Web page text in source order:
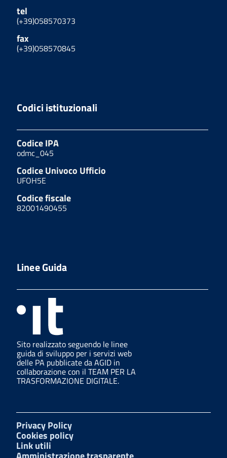
tel
(+39)058570373
fax
(+39)058570845
Codici istituzionali
Codice IPA
odmc_045
Codice Univoco Ufficio
UFOH5E
Codice fiscale
82001490455
Linee Guida
Sito realizzato seguendo le linee
guida di sviluppo per i servizi web
delle PA pubblicate da AGID in
collaborazione con il TEAM PER LA
TRASFORMAZIONE DIGITALE.
Privacy Policy
Cookies policy
Link utili